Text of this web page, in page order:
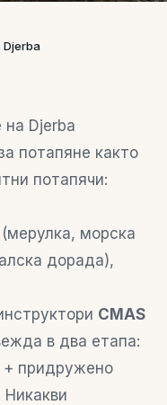
Djerba
Djerba
потапяне както
потапячи:
(мерулка, морска
дорада),
CMAS
в два етапа:
+ придружено